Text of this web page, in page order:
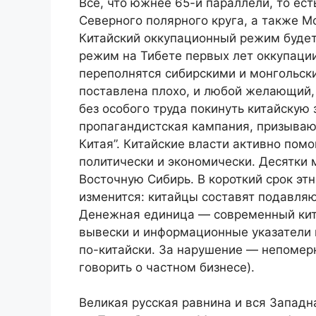
Северного полярного круга, а также
Китайский оккупационный режим
режим на Тибете первых лет
переполнятся сибирскими и
поставлена плохо, и любой
без особого труда покинуть
пропагандистская кампания,
Китая”. Китайские власти активно
политически и экономически.
Восточную Сибирь. В короткий срок
изменится: китайцы составят
Денежная единица — современный
вывески и информационные
по-китайски. За нарушение —
говорить о частном бизнесе).
Великая русская равнина и вся